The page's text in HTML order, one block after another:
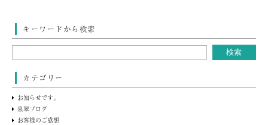
キーワードから検索
カテゴリー
お知らせです。
泉翠ブログ
お客様のご感想